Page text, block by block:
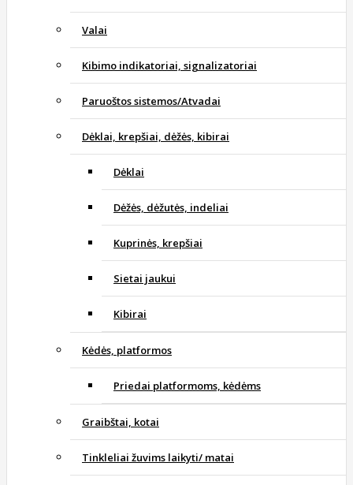
Valai
Kibimo indikatoriai, signalizatoriai
Paruoštos sistemos/Atvadai
Dėklai, krepšiai, dėžės, kibirai
Dėklai
Dėžės, dėžutės, indeliai
Kuprinės, krepšiai
Sietai jaukui
Kibirai
Kėdės, platformos
Priedai platformoms, kėdėms
Graibštai, kotai
Tinkleliai žuvims laikyti/ matai